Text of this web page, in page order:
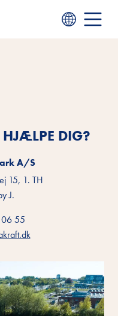
DIG?
A/S
15, 1. TH
J.
55